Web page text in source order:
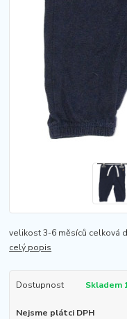
velikost 3-6 měsíců celková
celý popis
Dostupnost Skladem
Nejsme plátci DPH